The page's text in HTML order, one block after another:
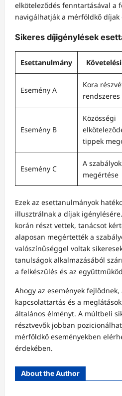
elköteleződés fenntartásával a
navigálhatják a mérföldkő díjak
Sikeres díjigénylések
Esettanulmány
Esemény A
Kora
Esemény B
Közösségi
tippek
Esemény C
A
megértése
Ezek az esettanulmányok
illusztrálnak a díjak
korán részt vettek, tanácsot
alaposan megértették a
valószínűséggel voltak
tanulságok alkalmazásából
a felkészülés és az
Ahogy az események
kapcsolattartás és a
általános élményt. A múltbeli
résztvevők jobban
mérföldkő eseményekben
érdekében.
About the Author